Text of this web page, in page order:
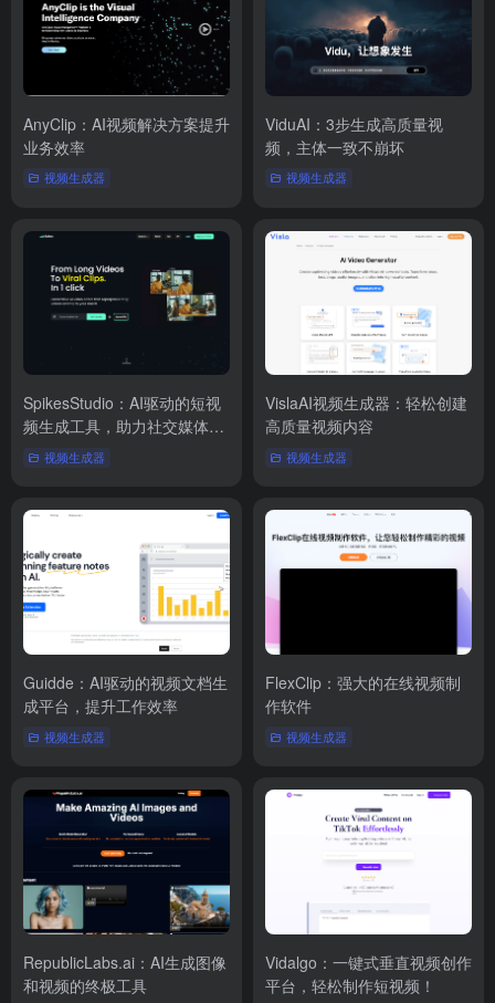
AnyClip：AI视频解决方案提升
业务效率
视频生成器
ViduAI：3步生成高质量视
频，主体一致不崩坏
视频生成器
SpikesStudio：AI驱动的短视
频生成工具，助力社交媒体增
长 视频生成器
VislaAI视频生成器：轻松创建
高质量视频内容
视频生成器
Guidde：AI驱动的视频文档生
成平台，提升工作效率
视频生成器
FlexClip：强大的在线视频制
作软件
视频生成器
RepublicLabs.ai：AI生成图像
和视频的终极工具
Vidalgo：一键式垂直视频创作
平台，轻松制作短视频！